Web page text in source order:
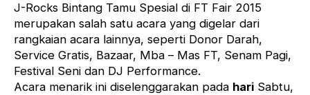
J-Rocks Bintang Tamu Spesial di FT Fair 2015
merupakan salah satu acara yang digelar dari
rangkaian acara lainnya, seperti Donor Darah,
Service Gratis, Bazaar, Mba – Mas FT, Senam Pagi,
Festival Seni dan DJ Performance.
Acara menarik ini diselenggarakan pada hari Sabtu,